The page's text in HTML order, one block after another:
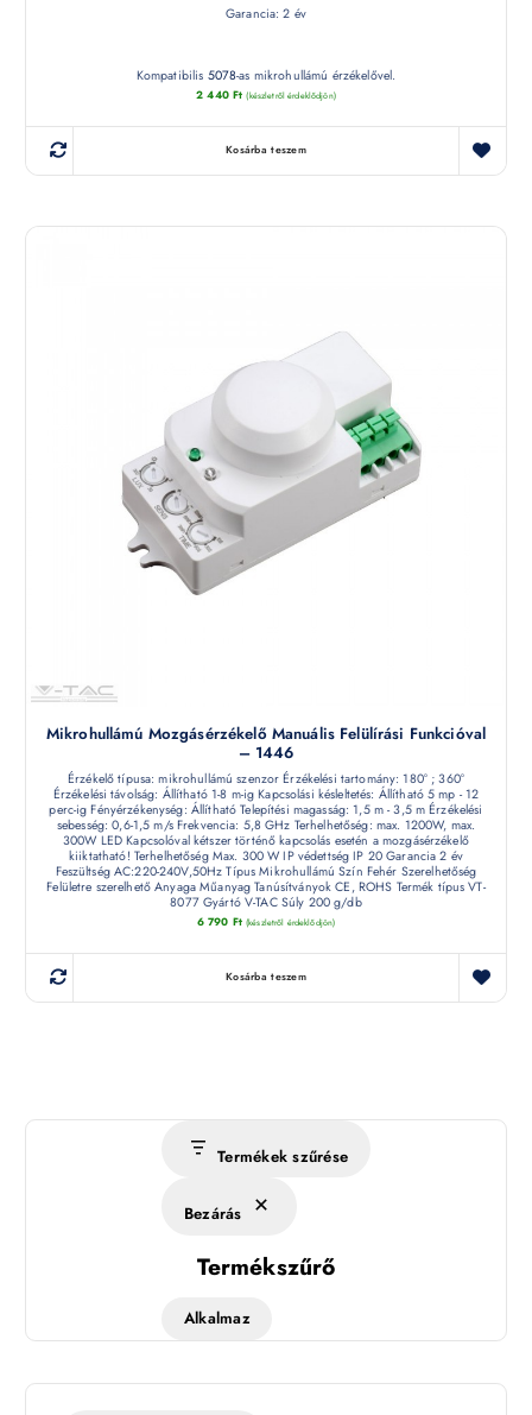
Garancia: 2 év
Kompatibilis 5078-as mikrohullámú érzékelővel.
2 440 Ft (készletről érdeklődjön)
Kosárba teszem
Mikrohullámú Mozgásérzékelő Manuális Felülírási Funkcióval
– 1446
Érzékelő típusa: mikrohullámú szenzor Érzékelési tartomány: 180° ; 360°
Érzékelési távolság: Állítható 1-8 m-ig Kapcsolási késleltetés: Állítható 5 mp - 12
perc-ig Fényérzékenység: Állítható Telepítési magasság: 1,5 m - 3,5 m Érzékelési
sebesség: 0,6-1,5 m/s Frekvencia: 5,8 GHz Terhelhetőség: max. 1200W, max.
300W LED Kapcsolóval kétszer történő kapcsolás esetén a mozgásérzékelő
kiiktatható! Terhelhetőség Max. 300 W IP védettség IP 20 Garancia 2 év
Feszültség AC:220-240V,50Hz Típus Mikrohullámú Szín Fehér Szerelhetőség
Felületre szerelhető Anyaga Műanyag Tanúsítványok CE, ROHS Termék típus VT-
8077 Gyártó V-TAC Súly 200 g/db
6 790 Ft (készletről érdeklődjön)
Kosárba teszem
Termékek szűrése
Bezárás
Termékszűrő
Alkalmaz